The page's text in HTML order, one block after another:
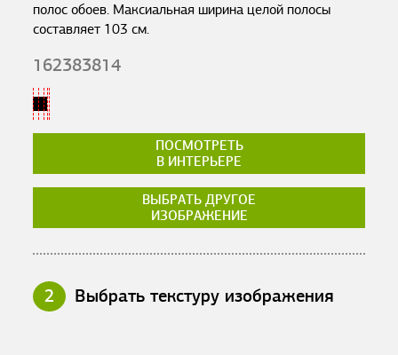
полос обоев. Максиальная ширина целой полосы
составляет 103 см.
162383814
ПОСМОТРЕТЬ
В ИНТЕРЬЕРЕ
ВЫБРАТЬ ДРУГОЕ
ИЗОБРАЖЕНИЕ
2 Выбрать текстуру изображения